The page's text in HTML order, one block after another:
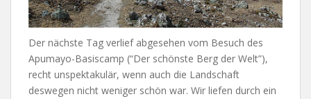
Der nächste Tag verlief abgesehen vom Besuch des
Apumayo-Basiscamp (“Der schönste Berg der Welt”),
recht unspektakulär, wenn auch die Landschaft
deswegen nicht weniger schön war. Wir liefen durch ein